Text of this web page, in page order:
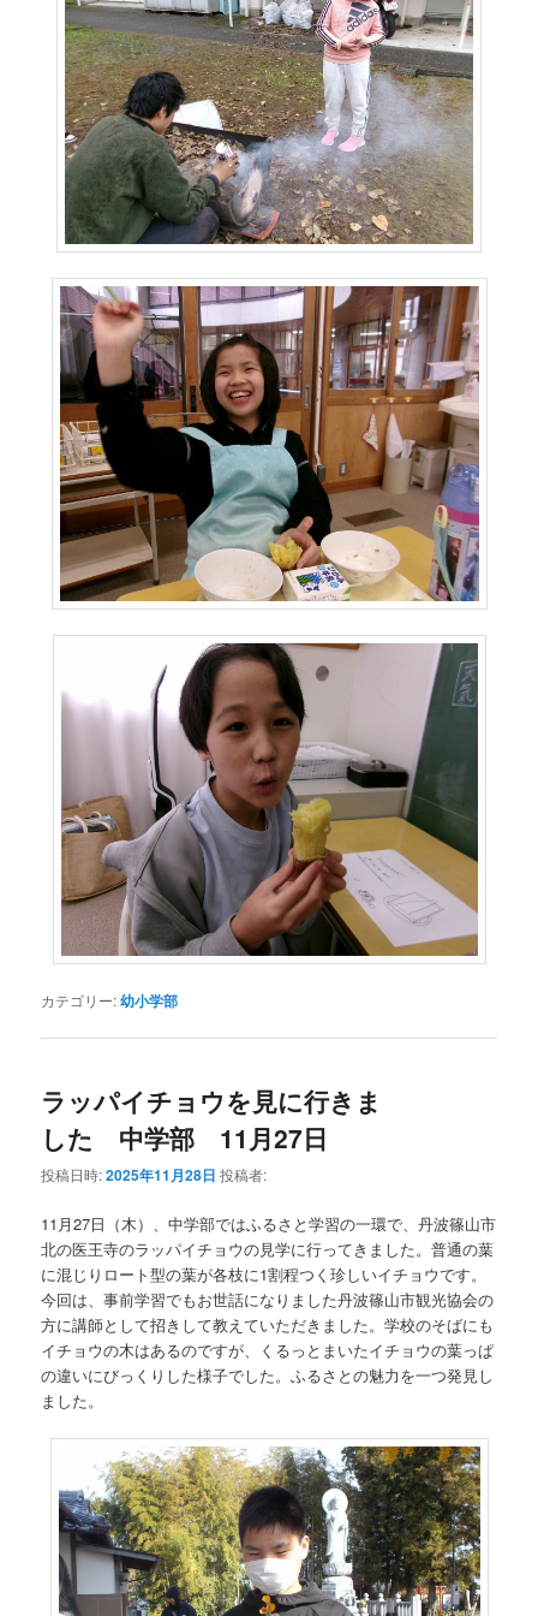
カテゴリー:幼小学部
ラッパイチョウを見に行きま
した 中学部 11月27日
投稿日時:2025年11月28日 投稿者:
11月27日（木）、中学部ではふるさと学習の一環で、丹波篠山市
北の医王寺のラッパイチョウの見学に行ってきました。普通の葉
に混じりロート型の葉が各枝に1割程つく珍しいイチョウです。
今回は、事前学習でもお世話になりました丹波篠山市観光協会の
方に講師として招きして教えていただきました。学校のそばにも
イチョウの木はあるのですが、くるっとまいたイチョウの葉っぱ
の違いにびっくりした様子でした。ふるさとの魅力を一つ発見し
ました。